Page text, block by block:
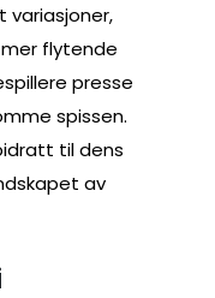
variasjoner,
flytende
presse
spissen.
til dens
av